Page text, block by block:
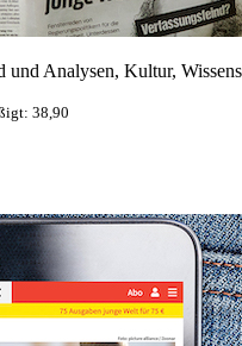
und Analysen, Kultur,
38,90